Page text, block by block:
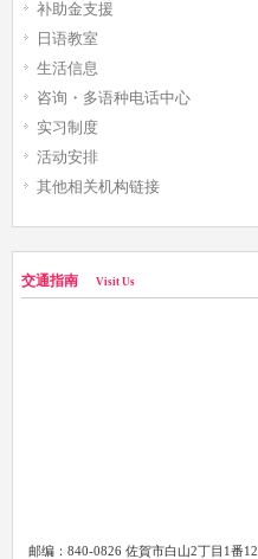
补助金支援
日语教室
生活信息
咨询・多语种电话中心
实习制度
活动安排
其他相关机构链接
交通指南 Visit Us
邮编：840-0826 佐賀市白山2丁目1番12